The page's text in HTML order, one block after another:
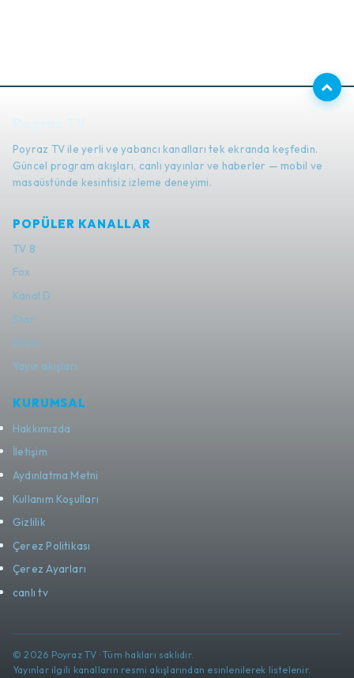
Poyraz TV ile yerli ve yabancı kanalları tek ekranda keşfedin.
Güncel program akışları, canlı yayınlar ve haberler — mobil ve
masaüstünde kesintisiz izleme deneyimi.
POPÜLER KANALLAR
TV 8
Fox
Kanal D
Star
Show
Yayın akışları
KURUMSAL
Hakkımızda
İletişim
Aydınlatma Metni
Kullanım Koşulları
Gizlilik
Çerez Politikası
Çerez Ayarları
canlı tv
© 2026 Poyraz TV · Tüm hakları saklıdır.
Yayınlar ilgili kanalların resmi akışlarından esinlenilerek listelenir.